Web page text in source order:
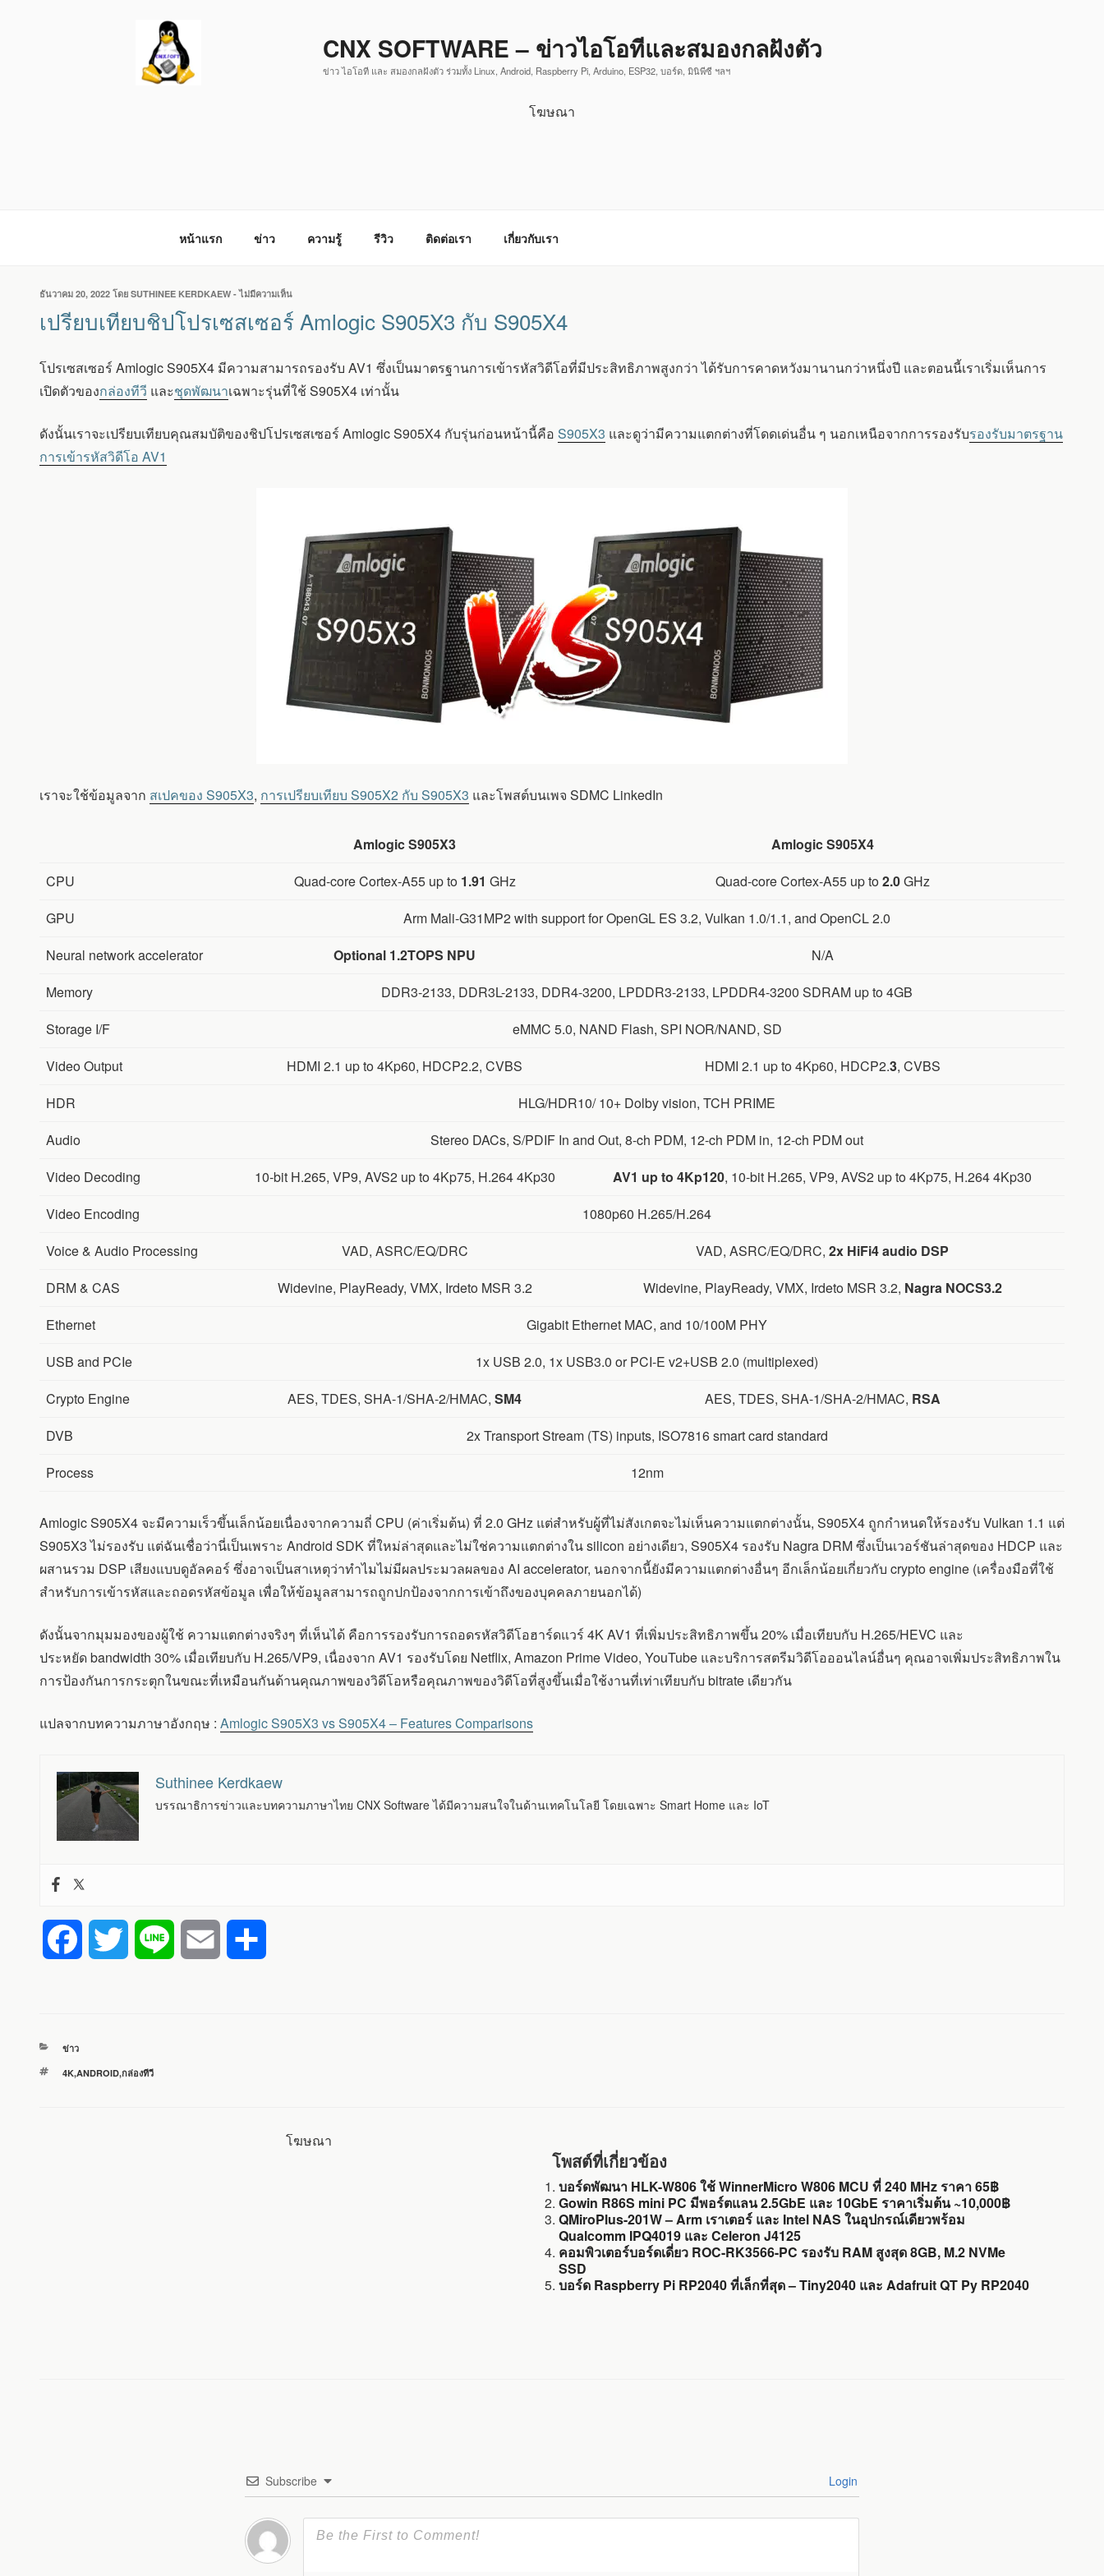
CNX SOFTWARE – ข่าวไอโอทีและสมองกลฝังตัว
ข่าว ไอโอที และ สมองกลฝังตัว ร่วมทั้ง Linux, Android, Raspberry Pi, Arduino, ESP32, บอร์ด, มินิพีซี ฯลฯ
โฆษณา
หน้าแรก ข่าว ความรู้ รีวิว ติดต่อเรา เกี่ยวกับเรา
เขียน
ที่
ธันวาคม 20, 2022 โดย SUTHINEE KERDKAEW -ไม่มีความเห็น
เปรียบ
เทียบ
AMLOGIC
S905X3
เปรียบเทียบชิปโปรเซสเซอร์ Amlogic S905X3 กับ S905X4
โปรเซสเซอร์ Amlogic S905X4 มีความสามารถรองรับ AV1 ซึ่งเป็นมาตรฐานการเข้ารหัสวิดีโอที่มีประสิทธิภาพสูงกว่า ได้รับการคาดหวังมานานกว่าหนึ่งปี และตอนนี้เราเริ่มเห็นการ
เปิดตัวของกล่องทีวี และชุดพัฒนาเฉพาะรุ่นที่ใช้ S905X4 เท่านั้น
ดังนั้นเราจะเปรียบเทียบคุณสมบัติของชิปโปรเซสเซอร์ Amlogic S905X4 กับรุ่นก่อนหน้านี้คือ S905X3 และดูว่ามีความแตกต่างที่โดดเด่นอื่น ๆ นอกเหนือจากการรองรับรองรับมาตรฐาน
การเข้ารหัสวิดีโอ AV1
เราจะใช้ข้อมูลจาก สเปคของ S905X3, การเปรียบเทียบ S905X2 กับ S905X3 และโพสต์บนเพจ SDMC LinkedIn
Amlogic S905X3
Amlogic S905X4
CPU
Quad-core Cortex-A55 up to 1.91 GHz Quad-core Cortex-A55 up to2.0GHz
GPU
Arm Mali-G31MP2 with support for OpenGL ES 3.2, Vulkan 1.0/1.1, and OpenCL 2.0
Neural network accelerator
Optional 1.2TOPS NPU
N/A
Memory
DDR3-2133, DDR3L-2133, DDR4-3200, LPDDR3-2133, LPDDR4-3200 SDRAM up to 4GB
Storage I/F
eMMC 5.0, NAND Flash, SPI NOR/NAND, SD
Video Output
HDMI 2.1 up to 4Kp60, HDCP2.2, CVBS HDMI 2.1 up to 4Kp60, HDCP2.3, CVBS
HDR
HLG/HDR10/ 10+ Dolby vision, TCH PRIME
Audio
Stereo DACs, S/PDIF In and Out, 8-ch PDM, 12-ch PDM in, 12-ch PDM out
Video Decoding
10-bit H.265, VP9, AVS2 up to 4Kp75, H.264 4Kp30 AV1 up to 4Kp120, 10-bit H.265, VP9, AVS2 up to 4Kp75, H.264 4Kp30
Video Encoding
1080p60 H.265/H.264
Voice & Audio Processing
VAD, ASRC/EQ/DRC VAD, ASRC/EQ/DRC, 2x HiFi4 audio DSP
DRM & CAS
Widevine, PlayReady, VMX, Irdeto MSR 3.2 Widevine, PlayReady, VMX, Irdeto MSR 3.2, Nagra NOCS3.2
Ethernet
Gigabit Ethernet MAC, and 10/100M PHY
USB and PCIe
1x USB 2.0, 1x USB3.0 or PCI-E v2+USB 2.0 (multiplexed)
Crypto Engine
AES, TDES, SHA-1/SHA-2/HMAC, SM4 AES, TDES, SHA-1/SHA-2/HMAC, RSA
DVB
2x Transport Stream (TS) inputs, ISO7816 smart card standard
Process
12nm
Amlogic S905X4 จะมีความเร็วขึ้นเล็กน้อยเนื่องจากความถี่ CPU (ค่าเริ่มต้น) ที่ 2.0 GHz แต่สำหรับผู้ที่ไม่สังเกตจะไม่เห็นความแตกต่างนั้น, S905X4 ถูกกำหนดให้รองรับ Vulkan 1.1 แต่
S905X3 ไม่รองรับ แต่ฉันเชื่อว่านี่เป็นเพราะ Android SDK ที่ใหม่ล่าสุดและไม่ใช่ความแตกต่างใน silicon อย่างเดียว, S905X4 รองรับ Nagra DRM ซึ่งเป็นเวอร์ชันล่าสุดของ HDCP และ
ผสานรวม DSP เสียงแบบดูอัลคอร์ ซึ่งอาจเป็นสาเหตุว่าทำไมไม่มีผลประมวลผลของ AI accelerator, นอกจากนี้ยังมีความแตกต่างอื่นๆ อีกเล็กน้อยเกี่ยวกับ crypto engine (เครื่องมือที่ใช้
สำหรับการเข้ารหัสและถอดรหัสข้อมูล เพื่อให้ข้อมูลสามารถถูกปกป้องจากการเข้าถึงของบุคคลภายนอกได้)
ดังนั้นจากมุมมองของผู้ใช้ ความแตกต่างจริงๆ ที่เห็นได้ คือการรองรับการถอดรหัสวิดีโอฮาร์ดแวร์ 4K AV1 ที่เพิ่มประสิทธิภาพขึ้น 20% เมื่อเทียบกับ H.265/HEVC และ
ประหยัด bandwidth 30% เมื่อเทียบกับ H.265/VP9, เนื่องจาก AV1 รองรับโดย Netflix, Amazon Prime Video, YouTube และบริการสตรีมวิดีโอออนไลน์อื่นๆ คุณอาจเพิ่มประสิทธิภาพใน
การป้องกันการกระตุกในขณะที่เหมือนกันด้านคุณภาพของวิดีโอหรือคุณภาพของวิดีโอที่สูงขึ้นเมื่อใช้งานที่เท่าเทียบกับ bitrate เดียวกัน
แปลจากบทความภาษาอังกฤษ : Amlogic S905X3 vs S905X4 – Features Comparisons
Suthinee Kerdkaew
บรรณาธิการข่าวและบทความภาษาไทย CNX Software ได้มีความสนใจในด้านเทคโนโลยี โดยเฉพาะ Smart Home และ IoT
หมวด
ข่าว
ป้าย
4K,ANDROID,กล่องทีวี
โฆษณา
โพสต์ที่เกี่ยวข้อง
บอร์ดพัฒนา HLK-W806 ใช้ WinnerMicro W806 MCU ที่ 240 MHz ราคา 65฿
Gowin R86S mini PC มีพอร์ตแลน 2.5GbE และ 10GbE ราคาเริ่มต้น ~10,000฿
QMiroPlus-201W – Arm เราเตอร์ และ Intel NAS ในอุปกรณ์เดียวพร้อม
Qualcomm IPQ4019 และ Celeron J4125
คอมพิวเตอร์บอร์ดเดี่ยว ROC-RK3566-PC รองรับ RAM สูงสุด 8GB, M.2 NVMe
SSD
บอร์ด Raspberry Pi RP2040 ที่เล็กที่สุด – Tiny2040 และ Adafruit QT Py RP2040
Subscribe Login